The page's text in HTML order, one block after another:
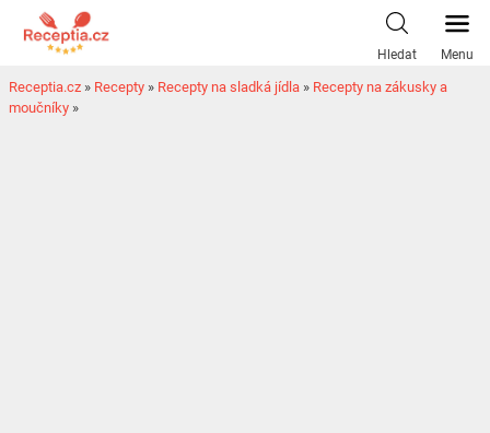
Hledat Menu
Receptia.cz » Recepty » Recepty na sladká jídla » Recepty na zákusky a
moučníky »